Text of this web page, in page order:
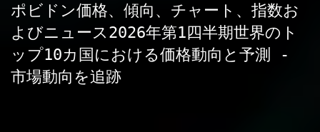
ポビドン価格、傾向、チャート、指数お
よびニュース2026年第1四半期世界のト
ップ10カ国における価格動向と予測 -
市場動向を追跡